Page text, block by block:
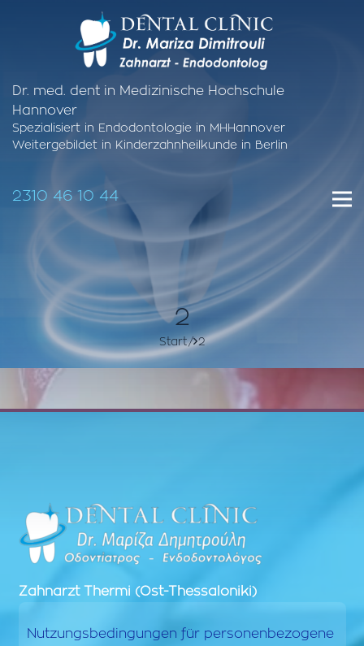
Dr. med. dent in Medizinische Hochschule
Hannover
Spezialisiert in Endodontologie in MHHannover
Weitergebildet in Kinderzahnheilkunde in Berlin
2310 46 10 44
2
Start 2
Zahnarzt Thermi (Ost-Thessaloniki)
Nutzungsbedingungen für personenbezogene